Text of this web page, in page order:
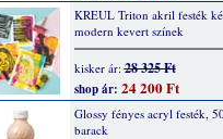
KREUL Triton akril festék
modern kevert színek
kisker ár:28 325 Ft
shop ár: 24 200 Ft
Glossy fényes acryl festék,
barack